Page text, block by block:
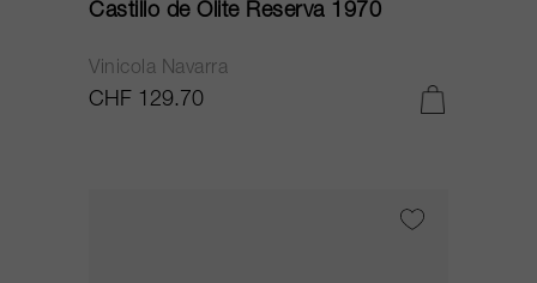
Castillo de Olite Reserva 1970
Vinicola Navarra
CHF 129.70